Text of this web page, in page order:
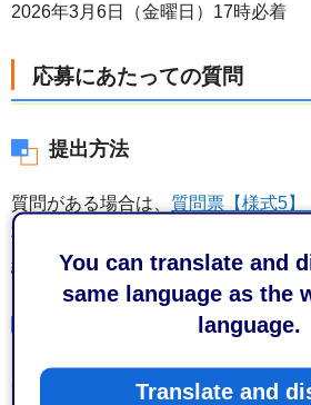
You can translate and
same language as the
language.
Translate and
2026年3月6日（金曜日）17時必着
応募にあたっての質問
提出方法
質問がある場合は、 質問票【様式5】
事務局あてに電子メールで提出し、
絡ください。
2026年2月26日（水曜日）17時必着